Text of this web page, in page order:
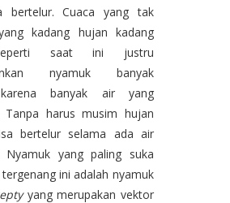
bertelur.Cuaca yang tak
kadang hujan kadang
saat ini justru
nyamuk banyak
banyak air yang
Tanpa harus musim hujan
bertelur selama ada air
Nyamuk yang paling suka
ini adalah nyamuk
yang merupakan vektor